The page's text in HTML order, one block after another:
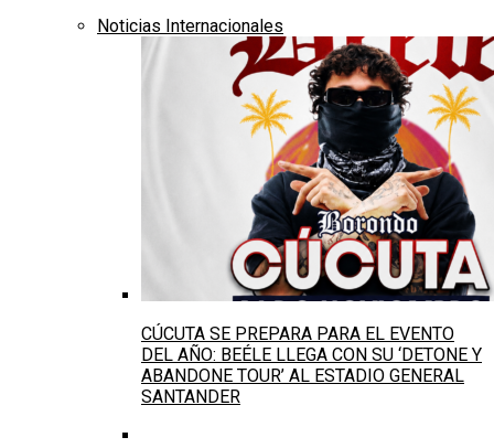
Noticias Internacionales
CÚCUTA SE PREPARA PARA EL EVENTO
DEL AÑO: BEÉLE LLEGA CON SU ‘DETONE Y
ABANDONE TOUR’ AL ESTADIO GENERAL
SANTANDER